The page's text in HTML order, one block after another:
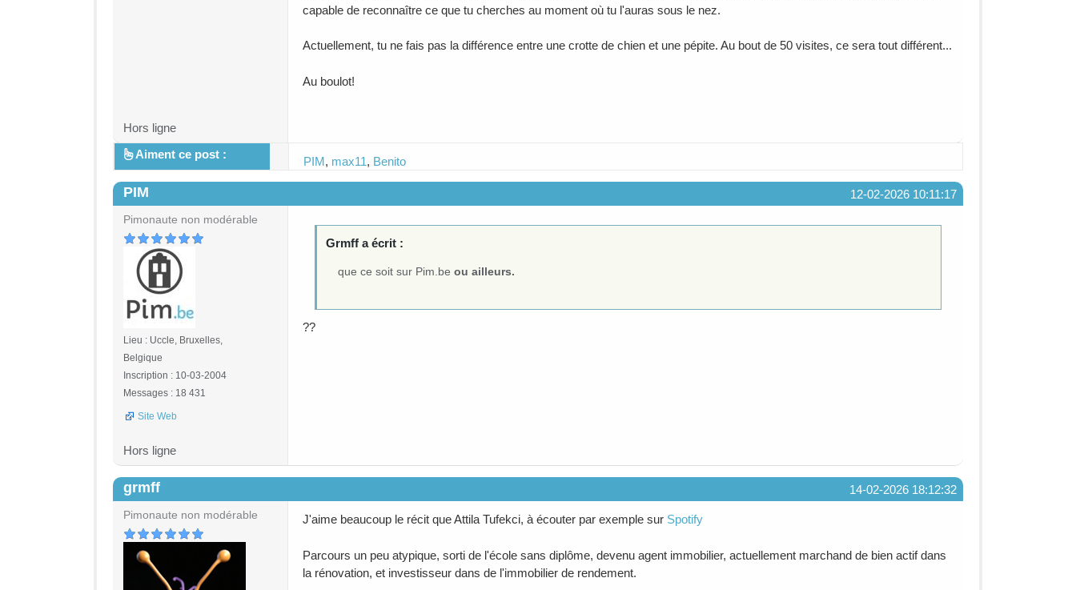
capable de reconnaître ce que tu cherches au moment où tu l'auras sous le nez.
Actuellement, tu ne fais pas la différence entre une crotte de chien et une pépite. Au bout de 50 visites, ce sera tout différent...
Au boulot!
Hors ligne
Aiment ce post :
PIM, max11, Benito
12-02-2026 10:11:17
PIM
Pimonaute non modérable
Lieu : Uccle, Bruxelles,
Belgique
Inscription : 10-03-2004
Messages : 18 431
Site Web
Grmff a écrit :
que ce soit sur Pim.beou ailleurs.
??
Hors ligne
14-02-2026 18:12:32
grmff
Pimonaute non modérable J'aime beaucoup le récit que Attila Tufekci, à écouter par exemple sur Spotify
Parcours un peu atypique, sorti de l'école sans diplôme, devenu agent immobilier, actuellement marchand de bien actif dans
la rénovation, et investisseur dans de l'immobilier de rendement.